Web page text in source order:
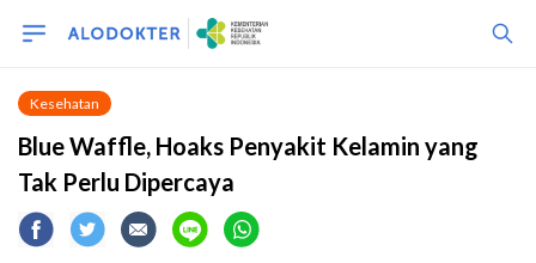
Kesehatan
Blue Waffle, Hoaks Penyakit Kelamin yang
Tak Perlu Dipercaya